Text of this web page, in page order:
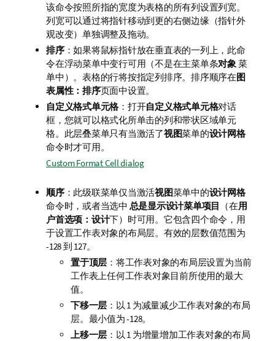
该命令按照所指的宽度为表格的所有列设置列宽。
列宽可以通过将指针移动到更的右侧边缘（指针外
观改变）单独调整及拖动。
排序：如果将鼠标指针放在垂直表的一列上，此命
令在浮动菜单中变行可用（不是在主菜单条对象 菜
单中）。表格的行将按指定列排序。排序顺序在图
表属性：排序页面中设置。
自定义格式单元格：打开自定义格式单元格对话
框，您就可以格式化所单击的列和带状区域单元
格。此层叠菜单只有当激活了视图菜单的设计网格
命令时才可用。
Custom Format Cell dialog
顺序：此级联菜单仅当激活视图菜单中的设计网格
命令时，或者当选中 总是显示设计菜单项目 （在用
户首选项：设计下）时可用。它包含四个命令，用
于设置工作表对象的布局层。有效的层数值范围为
-128 到 127。
置于顶层 ：将工作表对象的布局层设置为当前
工作表上任何工作表对象目前所使用的最大
值。
下移一层 ：以 1 为减量减少工作表对象的布局
层。最小值为 -128。
上移一层 ：以 1 为增量增加工作表对象的布局